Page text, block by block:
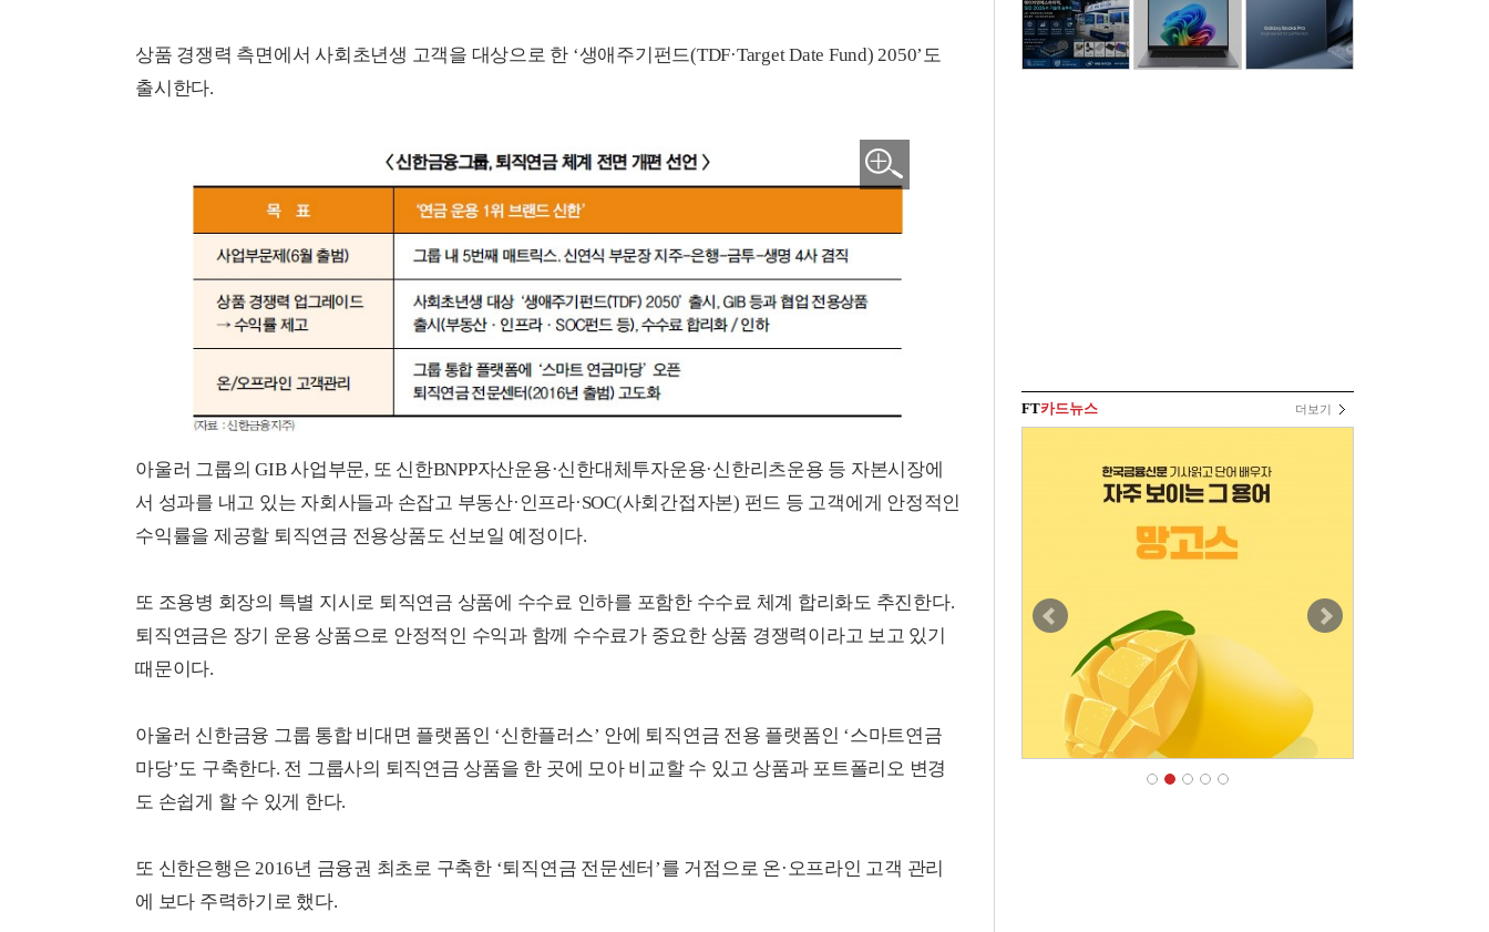
상품 경쟁력 측면에서 사회초년생 고객을 대상으로 한 ‘생애주기펀드(TDF·Target Date Fund) 2050’도
출시한다.
아울러 그룹의 GIB 사업부문, 또 신한BNPP자산운용·신한대체투자운용·신한리츠운용 등 자본시장에
서 성과를 내고 있는 자회사들과 손잡고 부동산·인프라·SOC(사회간접자본) 펀드 등 고객에게 안정적인
수익률을 제공할 퇴직연금 전용상품도 선보일 예정이다.
또 조용병 회장의 특별 지시로 퇴직연금 상품에 수수료 인하를 포함한 수수료 체계 합리화도 추진한다.
퇴직연금은 장기 운용 상품으로 안정적인 수익과 함께 수수료가 중요한 상품 경쟁력이라고 보고 있기
때문이다.
아울러 신한금융 그룹 통합 비대면 플랫폼인 ‘신한플러스’ 안에 퇴직연금 전용 플랫폼인 ‘스마트연금
마당’도 구축한다. 전 그룹사의 퇴직연금 상품을 한 곳에 모아 비교할 수 있고 상품과 포트폴리오 변경
도 손쉽게 할 수 있게 한다.
또 신한은행은 2016년 금융권 최초로 구축한 ‘퇴직연금 전문센터’를 거점으로 온·오프라인 고객 관리
에 보다 주력하기로 했다.
FT카드뉴스 더보기